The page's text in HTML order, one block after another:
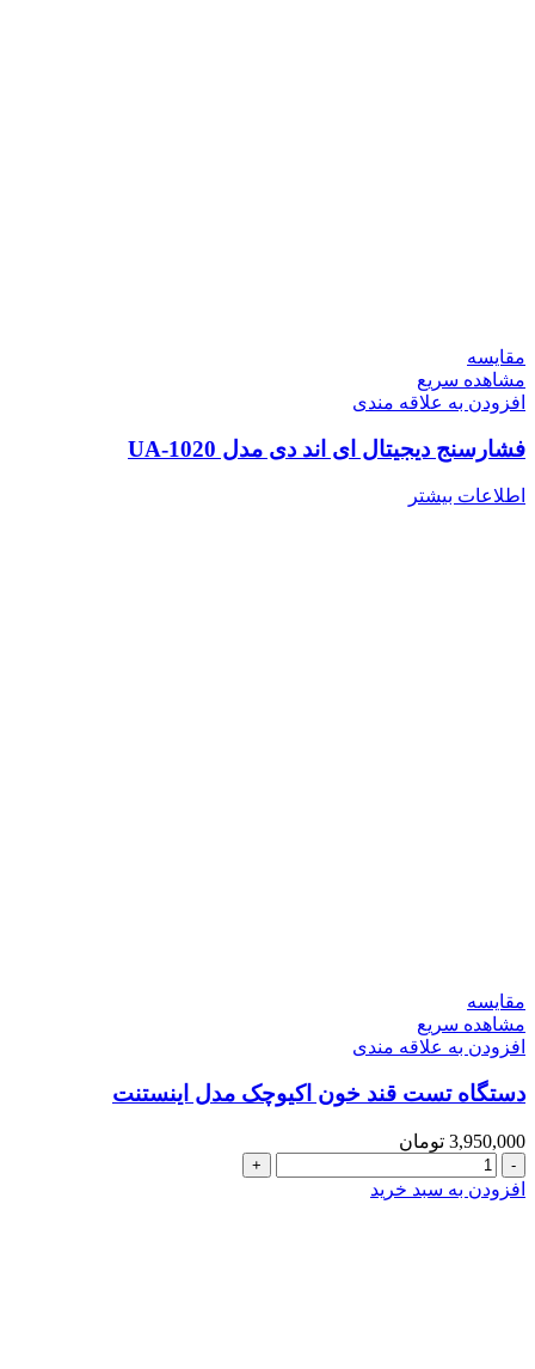
مقایسه
مشاهده سریع
افزودن به علاقه مندی
فشارسنج دیجیتال ای اند دی مدل UA-1020
اطلاعات بیشتر
مقایسه
مشاهده سریع
افزودن به علاقه مندی
دستگاه تست قند خون اکیوچک مدل اینستنت
3,950,000 تومان
دستگاه
تست
افزودن به سبد خرید